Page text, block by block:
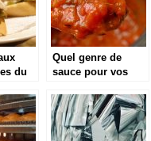
du
Quel genre de
sauce pour vos
quelques conseils